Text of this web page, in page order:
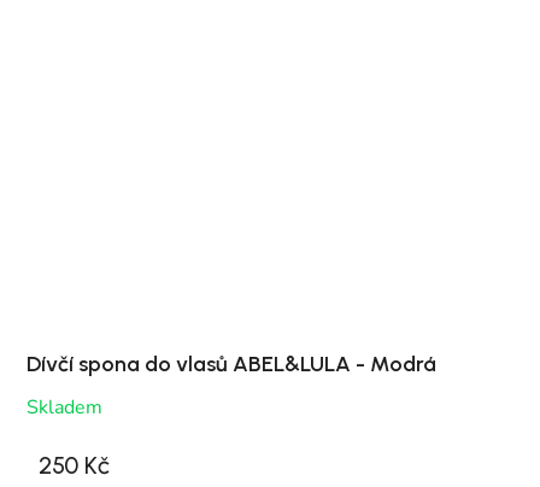
Dívčí spona do vlasů ABEL&LULA - Modrá
Skladem
250 Kč